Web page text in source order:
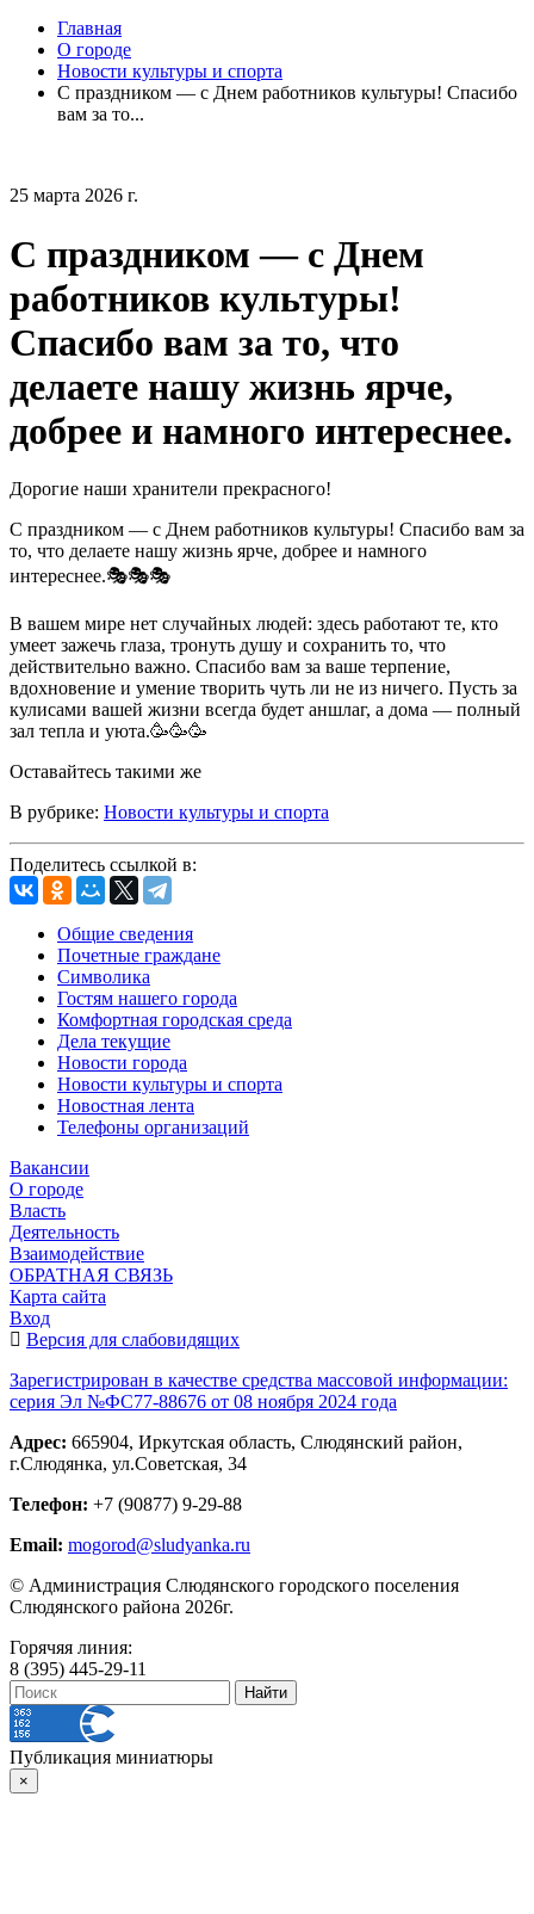
Главная
О городе
Новости культуры и спорта
С праздником — с Днем работников культуры! Спасибо
вам за то...
25 марта 2026 г.
С праздником — с Днем
работников культуры!
Спасибо вам за то, что
делаете нашу жизнь ярче,
добрее и намного интереснее.
Дорогие наши хранители прекрасного!
С праздником — с Днем работников культуры! Спасибо вам за
то, что делаете нашу жизнь ярче, добрее и намного
интереснее.🎭🎭🎭
В вашем мире нет случайных людей: здесь работают те, кто
умеет зажечь глаза, тронуть душу и сохранить то, что
действительно важно. Спасибо вам за ваше терпение,
вдохновение и умение творить чуть ли не из ничего. Пусть за
кулисами вашей жизни всегда будет аншлаг, а дома — полный
зал тепла и уюта.🥳🥳🥳
Оставайтесь такими же
В рубрике: Новости культуры и спорта
Поделитесь ссылкой в:
Общие сведения
Почетные граждане
Символика
Гостям нашего города
Комфортная городская среда
Дела текущие
Новости города
Новости культуры и спорта
Новостная лента
Телефоны организаций
Вакансии
О городе
Власть
Деятельность
Взаимодействие
ОБРАТНАЯ СВЯЗЬ
Карта сайта
Вход
Версия для слабовидящих
Зарегистрирован в качестве средства массовой информации:
серия Эл №ФС77-88676 от 08 ноября 2024 года
Адрес: 665904, Иркутская область, Слюдянский район,
г.Слюдянка, ул.Советская, 34
Телефон: +7 (90877) 9-29-88
Email: mogorod@sludyanka.ru
© Администрация Слюдянского городского поселения
Слюдянского района 2026г.
Горячяя линия:
8 (395) 445-29-11
Публикация миниатюры
×